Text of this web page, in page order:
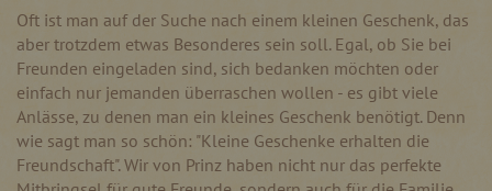
Oft ist man auf der Suche nach einem kleinen Geschenk, das
aber trotzdem etwas Besonderes sein soll. Egal, ob Sie bei
Freunden eingeladen sind, sich bedanken möchten oder
einfach nur jemanden überraschen wollen - es gibt viele
Anlässe, zu denen man ein kleines Geschenk benötigt. Denn
wie sagt man so schön: "Kleine Geschenke erhalten die
Freundschaft". Wir von Prinz haben nicht nur das perfekte